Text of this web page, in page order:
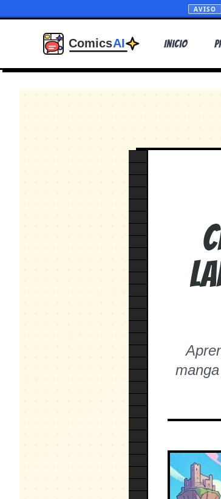
AVISO
Inicio